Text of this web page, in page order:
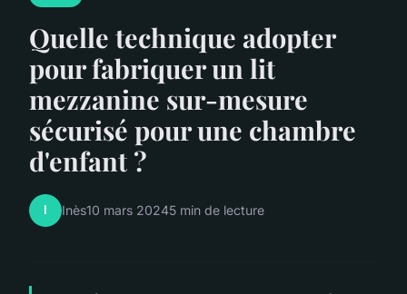
Quelle technique adopter
pour fabriquer un lit
mezzanine sur-mesure
sécurisé pour une chambre
d'enfant ?
I Inès10 mars 20245 min de lecture